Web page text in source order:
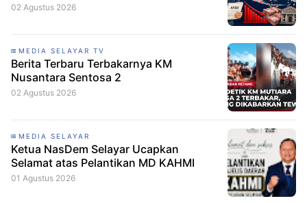
02 Agustus 2026
MEDIA SELAYAR TV
Berita Terbaru Terbakarnya KM
Nusantara Sentosa 2
02 Agustus 2026
MEDIA SELAYAR
Ketua NasDem Selayar Ucapkan
Selamat atas Pelantikan MD KAHMI
01 Agustus 2026